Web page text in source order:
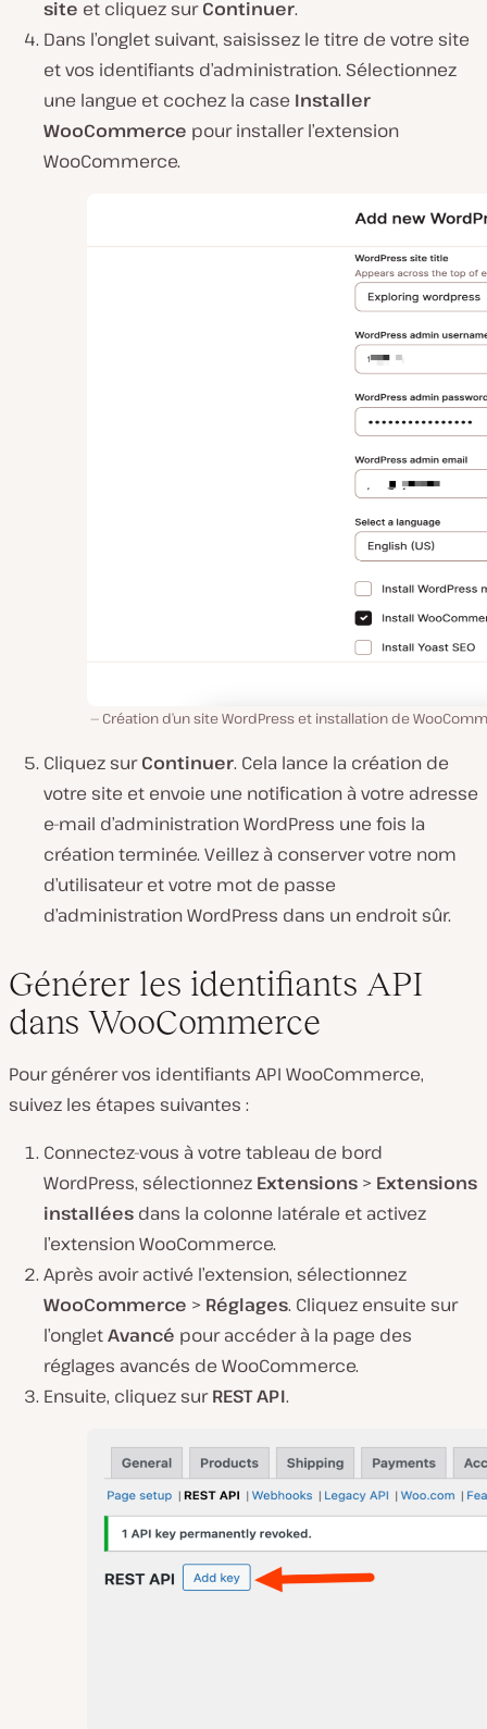
site et cliquez surContinuer.
Dans l’onglet suivant, saisissez le titre de votre site
et vos identifiants d’administration. Sélectionnez
une langue et cochez la case Installer
WooCommerce pour installer l’extension
WooCommerce.
Création d’un site WordPress et installation de
Cliquez surContinuer. Cela lance la création de
votre site et envoie une notification à votre adresse
e-mail d’administration WordPress une fois la
création terminée. Veillez à conserver votre nom
d’utilisateur et votre mot de passe
d’administration WordPress dans un endroit sûr.
Générer les identifiants API
dans WooCommerce
Pour générer vos identifiants API WooCommerce,
suivez les étapes suivantes :
Connectez-vous à votre tableau de bord
WordPress, sélectionnez Extensions > Extensions
installées dans la colonne latérale et activez
l’extension WooCommerce.
Après avoir activé l’extension, sélectionnez
WooCommerce > Réglages. Cliquez ensuite sur
l’ongletAvancé pour accéder à la page des
réglages avancés de WooCommerce.
Ensuite, cliquez surREST API.